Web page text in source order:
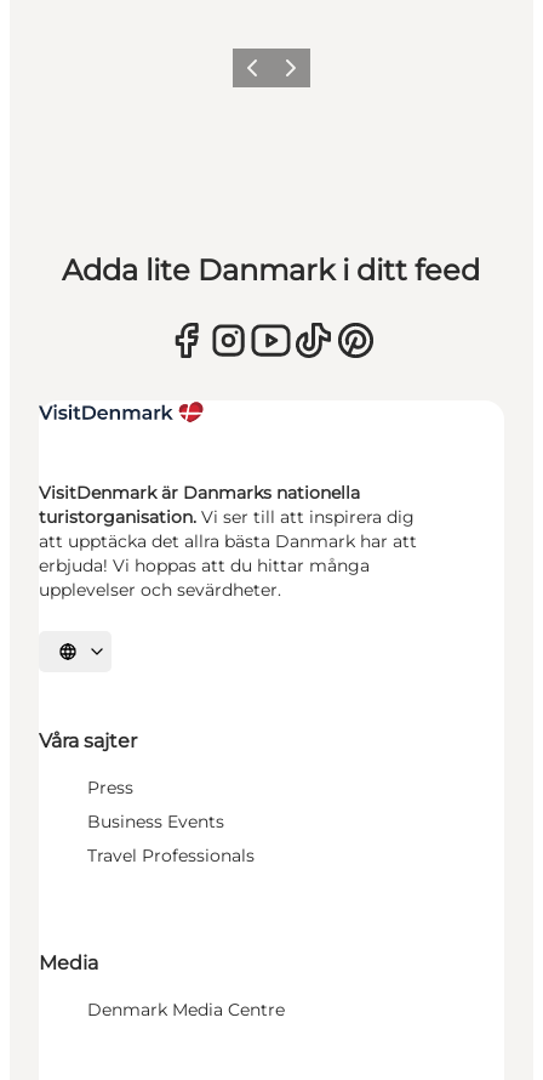
Föregående
Nästa
Adda lite Danmark i ditt feed
VisitDenmark är Danmarks nationella
turistorganisation. Vi ser till att inspirera dig
att upptäcka det allra bästa Danmark har att
erbjuda! Vi hoppas att du hittar många
upplevelser och sevärdheter.
Välj språk
Våra sajter
Press
Business Events
Travel Professionals
Media
Denmark Media Centre